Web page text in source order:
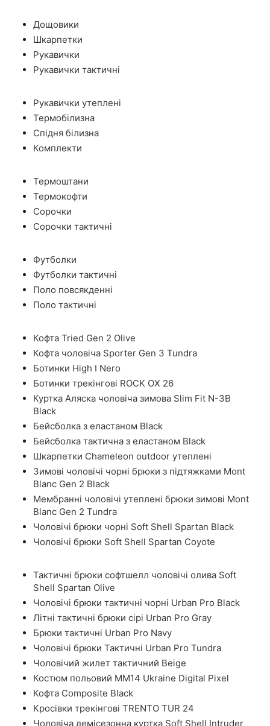
Дощовики
Шкарпетки
Рукавички
Рукавички тактичні
Рукавички утеплені
Термобілизна
Спідня білизна
Комплекти
Термоштани
Термокофти
Сорочки
Сорочки тактичні
Футболки
Футболки тактичні
Поло повсякденні
Поло тактичні
Кофта Tried Gen 2 Olive
Кофта чоловіча Sporter Gen 3 Tundra
Ботинки High I Nero
Ботинки трекінгові ROCK OX 26
Куртка Аляска чоловіча зимова Slim Fit N-3B
Black
Бейсболка з еластаном Black
Бейсболка тактична з еластаном Black
Шкарпетки Chameleon outdoor утеплені
Зимові чоловічі чорні брюки з підтяжками Mont
Blanc Gen 2 Black
Мембранні чоловічі утеплені брюки зимові Mont
Blanc Gen 2 Tundra
Чоловічі брюки чорні Soft Shell Spartan Black
Чоловічі брюки Soft Shell Spartan Coyote
Тактичні брюки софтшелл чоловічі олива Soft
Shell Spartan Olive
Чоловічі брюки тактичні чорні Urban Pro Black
Літні тактичні брюки сірі Urban Pro Gray
Брюки тактичні Urban Pro Navy
Чоловічі брюки Тактичні Urban Pro Tundra
Чоловічий жилет тактичний Beige
Костюм польовий ММ14 Ukraine Digital Pixel
Кофта Composite Black
Кросівки трекінгові TRENTO TUR 24
Чоловіча демісезонна куртка Soft Shell Intruder